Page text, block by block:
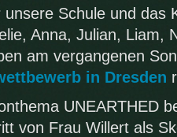
unsere Schule und das
Anna, Julian, Liam,
am vergangenen
in Dresden
UNEARTHED
von Frau Willert als